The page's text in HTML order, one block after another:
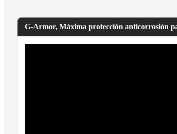
G-Armor, Máxima protección anticorrosión